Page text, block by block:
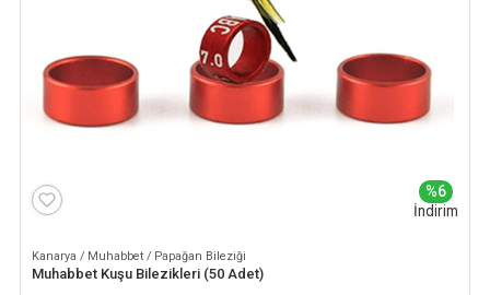
%6
İndirim
Kanarya / Muhabbet / Papağan Bileziği
Muhabbet Kuşu Bilezikleri (50 Adet)